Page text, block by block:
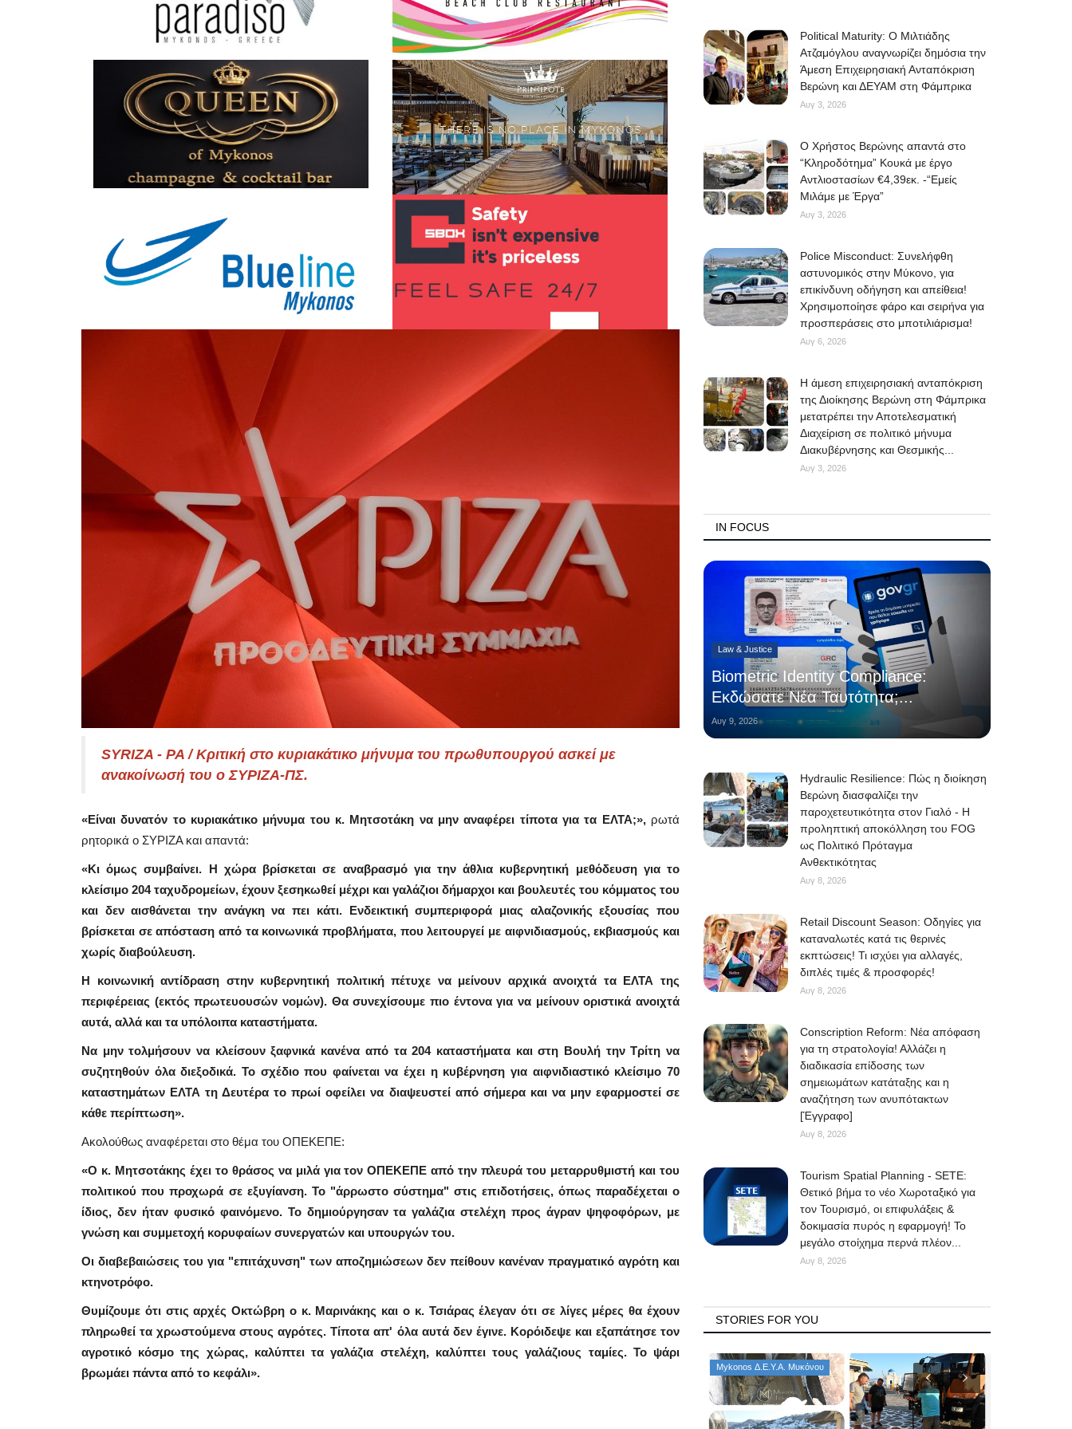
SYRIZA - PA / Κριτική στο κυριακάτικο μήνυμα του πρωθυπουργού ασκεί με
ανακοίνωσή του ο ΣΥΡΙΖΑ-ΠΣ.
«Είναι δυνατόν το κυριακάτικο μήνυμα του κ. Μητσοτάκη να μην αναφέρει τίποτα για τα ΕΛΤΑ;»,ρωτά
ρητορικά ο ΣΥΡΙΖΑ και απαντά:
«Κι όμως συμβαίνει. Η χώρα βρίσκεται σε αναβρασμό για την άθλια κυβερνητική μεθόδευση για το
κλείσιμο 204 ταχυδρομείων, έχουν ξεσηκωθεί μέχρι και γαλάζιοι δήμαρχοι και βουλευτές του κόμματος του
και δεν αισθάνεται την ανάγκη να πει κάτι. Ενδεικτική συμπεριφορά μιας αλαζονικής εξουσίας που
βρίσκεται σε απόσταση από τα κοινωνικά προβλήματα, που λειτουργεί με αιφνιδιασμούς, εκβιασμούς και
χωρίς διαβούλευση.
Η κοινωνική αντίδραση στην κυβερνητική πολιτική πέτυχε να μείνουν αρχικά ανοιχτά τα ΕΛΤΑ της
περιφέρειας (εκτός πρωτευουσών νομών). Θα συνεχίσουμε πιο έντονα για να μείνουν οριστικά ανοιχτά
αυτά, αλλά και τα υπόλοιπα καταστήματα.
Να μην τολμήσουν να κλείσουν ξαφνικά κανένα από τα 204 καταστήματα και στη Βουλή την Τρίτη να
συζητηθούν όλα διεξοδικά. Το σχέδιο που φαίνεται να έχει η κυβέρνηση για αιφνιδιαστικό κλείσιμο 70
καταστημάτων ΕΛΤΑ τη Δευτέρα το πρωί οφείλει να διαψευστεί από σήμερα και να μην εφαρμοστεί σε
κάθε περίπτωση».
Ακολούθως αναφέρεται στο θέμα του ΟΠΕΚΕΠΕ:
«Ο κ. Μητσοτάκης έχει το θράσος να μιλά για τον ΟΠΕΚΕΠΕ από την πλευρά του μεταρρυθμιστή και του
πολιτικού που προχωρά σε εξυγίανση. Το "άρρωστο σύστημα" στις επιδοτήσεις, όπως παραδέχεται ο
ίδιος, δεν ήταν φυσικό φαινόμενο. Το δημιούργησαν τα γαλάζια στελέχη προς άγραν ψηφοφόρων, με
γνώση και συμμετοχή κορυφαίων συνεργατών και υπουργών του.
Οι διαβεβαιώσεις του για "επιτάχυνση" των αποζημιώσεων δεν πείθουν κανέναν πραγματικό αγρότη και
κτηνοτρόφο.
Θυμίζουμε ότι στις αρχές Οκτώβρη ο κ. Μαρινάκης και ο κ. Τσιάρας έλεγαν ότι σε λίγες μέρες θα έχουν
πληρωθεί τα χρωστούμενα στους αγρότες. Τίποτα απ' όλα αυτά δεν έγινε. Κορόιδεψε και εξαπάτησε τον
αγροτικό κόσμο της χώρας, καλύπτει τα γαλάζια στελέχη, καλύπτει τους γαλάζιους ταμίες. Το ψάρι
βρωμάει πάντα από το κεφάλι».
Political Maturity: Ο Μιλτιάδης
Ατζαμόγλου αναγνωρίζει δημόσια την
Άμεση Επιχειρησιακή Ανταπόκριση
Βερώνη και ΔΕΥΑΜ στη Φάμπρικα
Αυγ 3, 2026
O Χρήστος Βερώνης απαντά στο
“Κληροδότημα” Κουκά με έργο
Αντλιοστασίων €4,39εκ. -“Εμείς
Μιλάμε με Έργα”
Αυγ 3, 2026
Police Misconduct: Συνελήφθη
αστυνομικός στην Μύκονο, για
επικίνδυνη οδήγηση και απείθεια!
Χρησιμοποίησε φάρο και σειρήνα για
προσπεράσεις στο μποτιλιάρισμα!
Αυγ 6, 2026
Η άμεση επιχειρησιακή ανταπόκριση
της Διοίκησης Βερώνη στη Φάμπρικα
μετατρέπει την Αποτελεσματική
Διαχείριση σε πολιτικό μήνυμα
Διακυβέρνησης και Θεσμικής...
Αυγ 3, 2026
IN FOCUS
Law & Justice
Biometric Identity Compliance:
Εκδώσατε Νέα Ταυτότητα;...
Αυγ 9, 2026
Hydraulic Resilience: Πώς η διοίκηση
Βερώνη διασφαλίζει την
παροχετευτικότητα στον Γιαλό - Η
προληπτική αποκόλληση του FOG
ως Πολιτικό Πρόταγμα
Ανθεκτικότητας
Αυγ 8, 2026
Retail Discount Season: Οδηγίες για
καταναλωτές κατά τις θερινές
εκπτώσεις! Τι ισχύει για αλλαγές,
διπλές τιμές & προσφορές!
Αυγ 8, 2026
Conscription Reform: Νέα απόφαση
για τη στρατολογία! Αλλάζει η
διαδικασία επίδοσης των
σημειωμάτων κατάταξης και η
αναζήτηση των ανυπότακτων
[Έγγραφο]
Αυγ 8, 2026
Tourism Spatial Planning - SETE:
Θετικό βήμα το νέο Χωροταξικό για
τον Τουρισμό, οι επιφυλάξεις &
δοκιμασία πυρός η εφαρμογή! Το
μεγάλο στοίχημα περνά πλέον...
Αυγ 8, 2026
STORIES FOR YOU
Frontpages Mykonos Δ.Ε.Υ.Α. Μυκόνου